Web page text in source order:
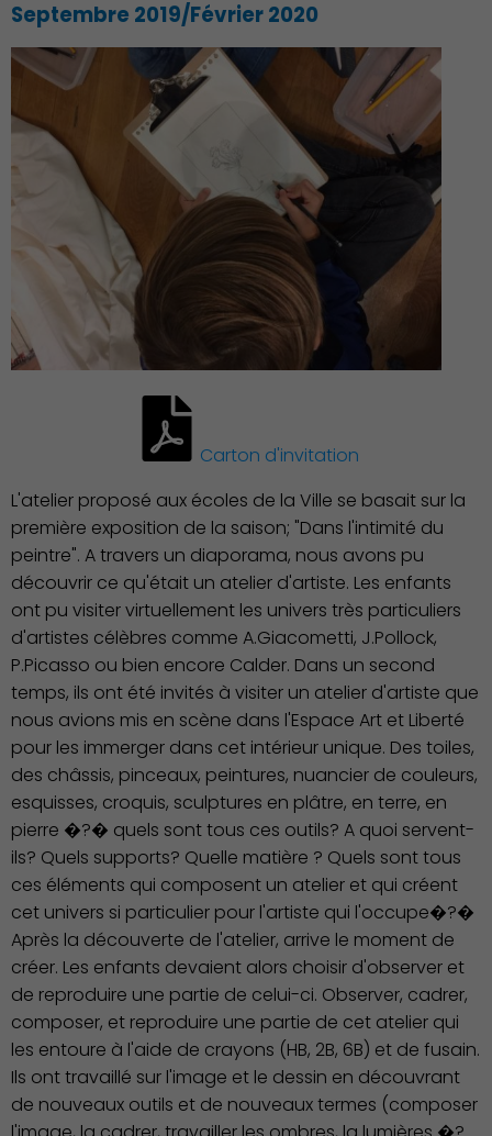
Associations et Sports
Publication des actes
Septembre 2019/Février 2020
Carton d'invitation
L'atelier proposé aux écoles de la Ville se basait sur la
première exposition de la saison; "Dans l'intimité du
peintre". A travers un diaporama, nous avons pu
découvrir ce qu'était un atelier d'artiste. Les enfants
ont pu visiter virtuellement les univers très particuliers
d'artistes célèbres comme A.Giacometti, J.Pollock,
P.Picasso ou bien encore Calder. Dans un second
temps, ils ont été invités à visiter un atelier d'artiste que
nous avions mis en scène dans l'Espace Art et Liberté
pour les immerger dans cet intérieur unique. Des toiles,
des châssis, pinceaux, peintures, nuancier de couleurs,
esquisses, croquis, sculptures en plâtre, en terre, en
pierre �?� quels sont tous ces outils? A quoi servent-
ils? Quels supports? Quelle matière ? Quels sont tous
ces éléments qui composent un atelier et qui créent
cet univers si particulier pour l'artiste qui l'occupe�?�
Après la découverte de l'atelier, arrive le moment de
créer. Les enfants devaient alors choisir d'observer et
de reproduire une partie de celui-ci. Observer, cadrer,
composer, et reproduire une partie de cet atelier qui
les entoure à l'aide de crayons (HB, 2B, 6B) et de fusain.
Ils ont travaillé sur l'image et le dessin en découvrant
de nouveaux outils et de nouveaux termes (composer